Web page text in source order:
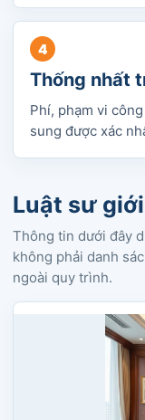
Thống nhất
Phí, phạm vi
sung được xác
Luật sư
Thông tin dưới đây
không phải danh
ngoài quy trình.